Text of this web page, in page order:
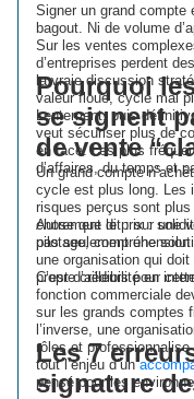
Signer un grand compte
bagout. Ni de volume
Sur les ventes
d’entreprises perdent
la vraie discussion
valeur floue, cycle mal
Lentement, puis
veut sécuriser plus de
en face. Les plus
d’affaires, du temps et
Pourquoi
se signent
de vente
Un grand compte
cycle est plus long. Les
risques perçus sont plus
chose que le prix :
pilotage,
Autrement dit : sur une
pas seulement une
une organisation qui
propre crédibilité en
C’est d’ailleurs pour
fonction commerciale
sur les grands comptes
l’inverse, une
rôles et
tout l’enjeu d’un
pensé pour les
Les 7
signature